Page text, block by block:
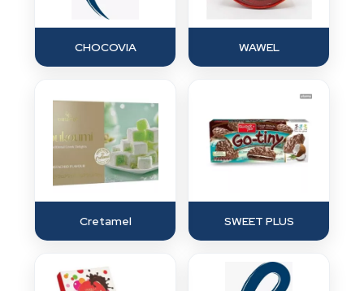
WAWEL
CHOCOVIA
SWEET PLUS
Cretamel